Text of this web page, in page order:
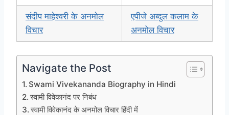
संदीप माहेश्वरी के अनमोल
विचार
एपीजे अब्दुल कलाम के
अनमोल विचार
Navigate the Post
Swami Vivekananda Biography in Hindi
स्वामी विवेकानंद पर निबंध
स्वामी विवेकानंद के अनमोल विचार हिंदी में